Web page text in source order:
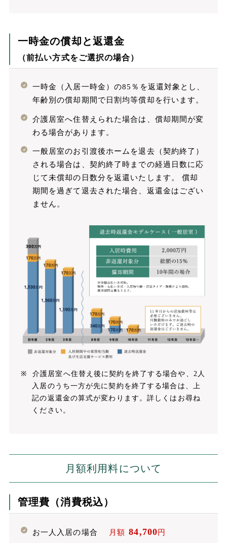
一時金の償却と返還金
（前払い方式をご選択の場合）
一時金（入居一時金）の85％を返還対象とし、
年齢別の償却期間で日割均等償却を行います。
介護居室へ住替えられた場合は、償却期間が変
わる場合があります。
一般居室のお引渡後ホームを退去（契約終了）
される場合は、契約終了時までの経過日数に応
じて未償却の日数分を返還いたします。 償却
期間を過ぎて退去された場合、返還金はござい
ません。
介護居室へ住替え後に契約を終了する場合や、2人
入居のうち一方が先に契約を終了する場合は、上
記の返還金の算式が変わります。詳しくはお尋ね
ください。
月額利用料について
管理費（消費税込）
お一人入居の場合 月額 84,700円